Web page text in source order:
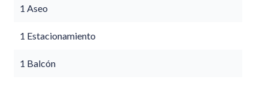
1 Aseo
1 Estacionamiento
1 Balcón